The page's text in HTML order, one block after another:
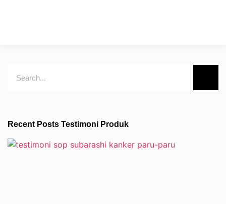
Recent Posts Testimoni Produk